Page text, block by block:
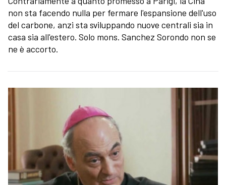
non sta facendo nulla per fermare l'espansione dell'uso
del carbone, anzi sta sviluppando nuove centrali sia in
casa sia all'estero. Solo mons. Sanchez Sorondo non se
ne è accorto.